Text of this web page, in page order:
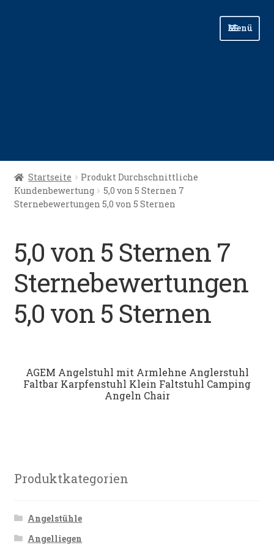
Menü
Start
Angellinks
Angelvideos
Datenschutz
Impressum
Shop
Startseite
Produkt Durchschnittliche
Kundenbewertung
5,0 von 5 Sternen 7
Sternebewertungen 5,0 von 5 Sternen
5,0 von 5 Sternen 7
Sternebewertungen
5,0 von 5 Sternen
AGEM Angelstuhl mit Armlehne Anglerstuhl
Faltbar Karpfenstuhl Klein Faltstuhl Camping
Angeln Chair
Produktkategorien
Angelstühle
Angelliegen